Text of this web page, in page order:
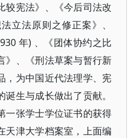
较宪法》、《今后司法改
立法原则之修正案》、
年) 、《团体协约之比
》、《刑法草案与暂行新
，为中国近代法理学、宪
生与成长做出了贡献。
一张学士学位证书的获得
天津大学档案室，上面编